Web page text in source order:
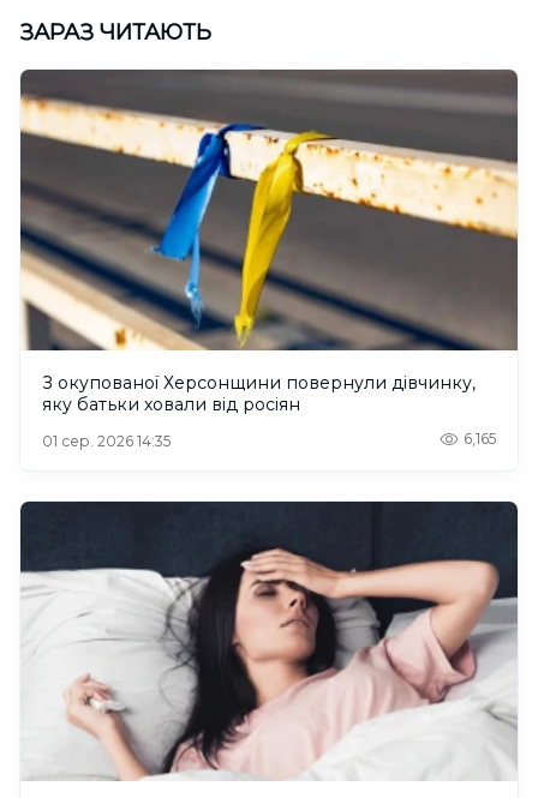
ЗАРАЗ ЧИТАЮТЬ
З окупованої Херсонщини повернули дівчинку,
яку батьки ховали від росіян
01 сер. 2026 14:35 6,165